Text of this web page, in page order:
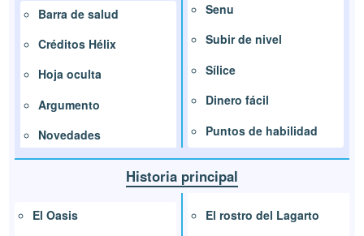
Barra de salud
Créditos Hélix
Hoja oculta
Argumento
Novedades
Senu
Subir de nivel
Sílice
Dinero fácil
Puntos de habilidad
Historia principal
El Oasis
El rostro del Lagarto